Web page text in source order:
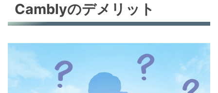
Camblyのデメリット